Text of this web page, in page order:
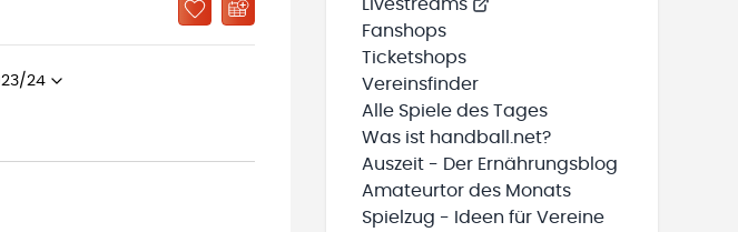
24
Livestreams
Fanshops
Ticketshops
Vereinsfinder
Alle Spiele des Tages
Was ist handball.net?
Auszeit - Der Ernährungsblog
Amateurtor des Monats
Spielzug - Ideen für Vereine